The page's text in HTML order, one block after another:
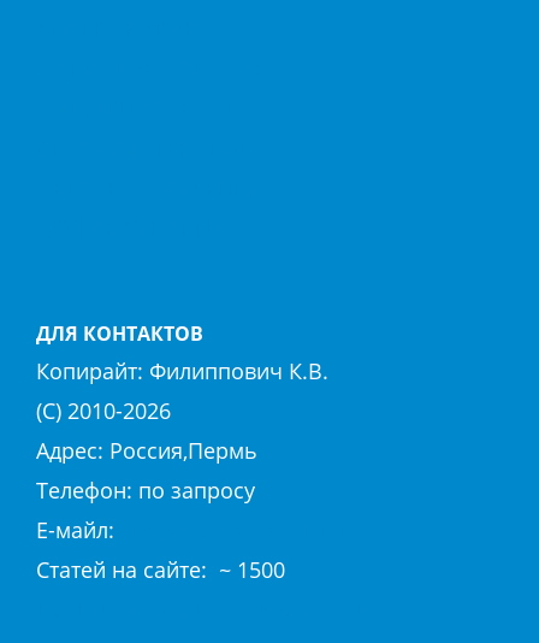
ДЛЯ КОНТАКТОВ
Копирайт: Филиппович К.В.
(С) 2010-2026
Адрес: Россия,Пермь
Телефон: по запросу
E-майл:
Cтaтeй нa caйтe: ~ 1500